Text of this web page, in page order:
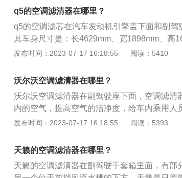
率分别为181千瓦和245千瓦，与之匹配的是6
型上配备了四驱系统。该车内饰方面装备了10
互联网汽车智能系统，中控支持多点触控与手
音乐、美食智能推荐等功能。
q5的空调滤清器在哪里？
q5的空调滤芯在汽车发动机引擎盖下面和副驾
其车身尺寸是：长4629mm、宽1898mm、高
积为75l，行李箱容积为540l。q5搭载了2.0t涡
是每分钟1500到4200rpm，与其匹配的是8挡
发布时间：2023-07-17 16:18:55 阅读：5410
沃尔沃空调滤清器在哪里？
沃尔沃空调滤清器在副驾驶座下面，空调滤清
内的空气，提高空气的洁净度，给车内乘用人
空气中所包含的杂质、微小颗粒物、花粉、细
是：长4688mm、宽1902mm、高1658mm，
g。
发布时间：2023-07-17 16:18:55 阅读：5393
天籁的空调滤清器在哪里？
天籁的空调滤清器在副驾驶手套箱里面，有部